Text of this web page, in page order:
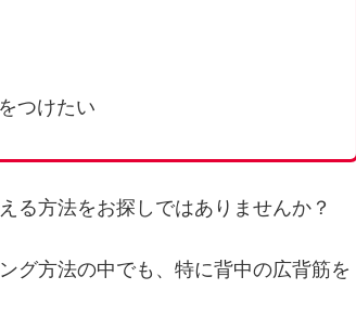
つけたい
る方法をお探しではありませんか？
グ方法の中でも、特に背中の広背筋を